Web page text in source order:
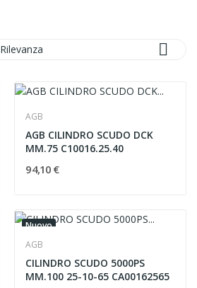
Rilevanza 
AGB
AGB CILINDRO SCUDO DCK
MM.75 C10016.25.40
94,10 €
Nuovo
AGB
CILINDRO SCUDO 5000PS
MM.100 25-10-65 CA00162565